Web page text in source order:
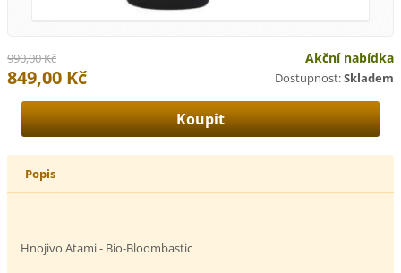
Akční nabídka
Dostupnost:Skladem
990,00 Kč
849,00 Kč
Popis
Hnojivo Atami - Bio-Bloombastic